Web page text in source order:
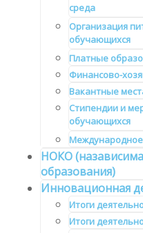
среда
Организация
обучающихся
Платные
Финансово-
Вакантные
Стипендии и
обучающихся
НОКО
образования)
Инновационная
Итоги
Итоги